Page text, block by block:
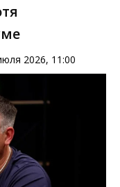
2026, 11:00